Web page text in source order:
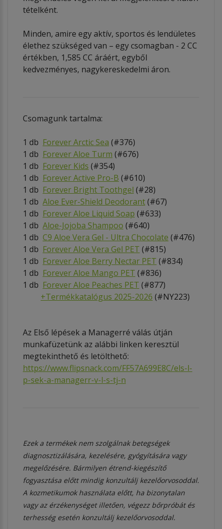
tételként.
Minden, amire egy aktív, sportos és lendületes
élethez szükséged van – egy csomagban - 2 CC
értékben, 1,585 CC áráért, egyből
kedvezményes, nagykereskedelmi áron.
Csomagunk tartalma:
1 db Forever Arctic Sea (#376)
1 db Forever Aloe Turm (#676)
1 db Forever Kids (#354)
1 db Forever Active Pro-B (#610)
1 db Forever Bright Toothgel (#28)
1 db Aloe Ever-Shield Deodorant(#67)
1 db Forever Aloe Liquid Soap (#633)
1 db Aloe-Jojoba Shampoo (#640)
1 db C9 Aloe Vera Gel - Ultra Chocolate (#476)
1 db Forever Aloe Vera Gel PET (#815)
1 db Forever Aloe Berry Nectar PET (#834)
1 db Forever Aloe Mango PET (#836)
1 db Forever Aloe Peaches PET (#877)
+Termékkatalógus 2025-2026 (#NY223)
Az Első lépések a Managerré válás útján
munkafüzetünk az alábbi linken keresztül
megtekinthető és letölthető:
https://www.flipsnack.com/FF57A699E8C/els-l-
p-sek-a-managerr-v-l-s-tj-n
Ezek a termékek nem szolgálnak betegségek
diagnosztizálására, kezelésére, gyógyítására vagy
megelőzésére. Bármilyen étrend-kiegészítő
fogyasztása előtt mindig konzultálj kezelőorvosoddal.
A kozmetikumok használata előtt, ha bizonytalan
vagy az érzékenységet illetően, végezz bőrpróbát és
terhesség esetén konzultálj kezelőorvosoddal.